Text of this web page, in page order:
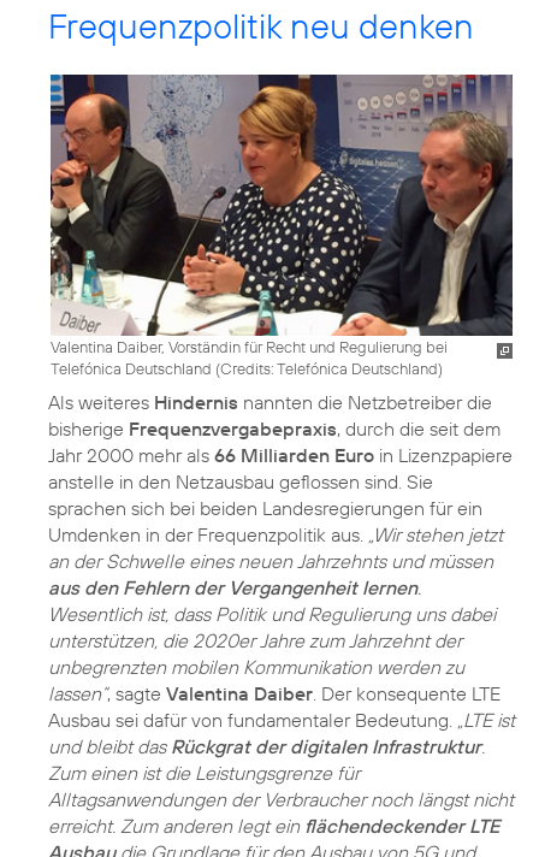
Frequenzpolitik neu denken
Valentina Daiber, Vorständin für Recht und Regulierung bei
Telefónica Deutschland (Credits: Telefónica Deutschland)
Als weiteres Hindernis nannten die Netzbetreiber die
bisherige Frequenzvergabepraxis, durch die seit dem
Jahr 2000 mehr als 66 Milliarden Euro in Lizenzpapiere
anstelle in den Netzausbau geflossen sind. Sie
sprachen sich bei beiden Landesregierungen für ein
Umdenken in der Frequenzpolitik aus.
„Wir stehen jetzt
an der Schwelle eines neuen Jahrzehnts und müssen
aus den Fehlern der Vergangenheit lernen.
Wesentlich ist, dass Politik und Regulierung uns dabei
unterstützen, die 2020er Jahre zum Jahrzehnt der
unbegrenzten mobilen Kommunikation werden zu
lassen“, sagte Valentina Daiber . Der konsequente LTE
Ausbau sei dafür von fundamentaler Bedeutung.
„LTE ist
und bleibt das Rückgrat der digitalen Infrastruktur.
Zum einen ist die Leistungsgrenze für
Alltagsanwendungen der Verbraucher noch längst nicht
erreicht. Zum anderen legt ein flächendeckender LTE
Ausbaudie Grundlage für den Ausbau von 5G und